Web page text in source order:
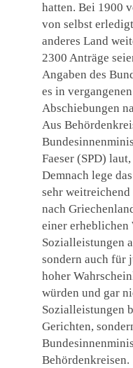
hatten. Bei 1900
von selbst
anderes Land
2300 Anträge
Angaben des
es in
Abschiebungen
Aus
Faeser (SPD)
Demnach lege
sehr weitreichend
nach
einer
Sozialleistungen
sondern auch für
hoher
würden und gar
Sozialleistungen
Gerichten,
Behördenkreisen.